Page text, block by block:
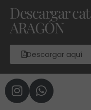
Descargar
ARAGÓN
Descargar aquí